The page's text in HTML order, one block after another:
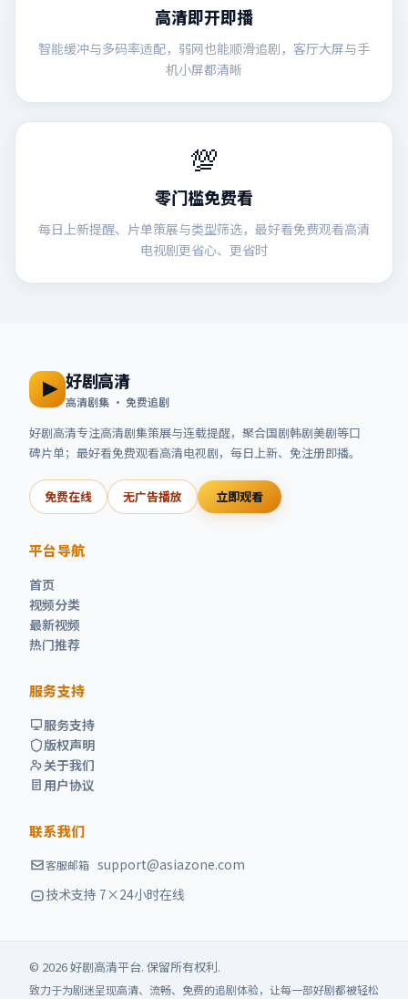
高清即开即播
智能缓冲与多码率适配，弱网也能顺滑追剧，客厅大屏与手
机小屏都清晰
💯
零门槛免费看
每日上新提醒、片单策展与类型筛选，最好看免费观看高清
电视剧更省心、更省时
好剧高清
高清剧集 · 免费追剧
好剧高清专注高清剧集策展与连载提醒，聚合国剧韩剧美剧等口
碑片单； 最好看免费观看高清电视剧，每日上新、免注册即播。
免费在线 无广告播放 立即观看
平台导航
首页
视频分类
最新视频
热门推荐
服务支持
服务支持
版权声明
关于我们
用户协议
联系我们
客服邮箱 support@asiazone.com
技术支持 7×24小时在线
© 2026好剧高清平台. 保留所有权利.
致力于为剧迷呈现高清、流畅、免费的追剧体验，让每一部好剧都被轻松